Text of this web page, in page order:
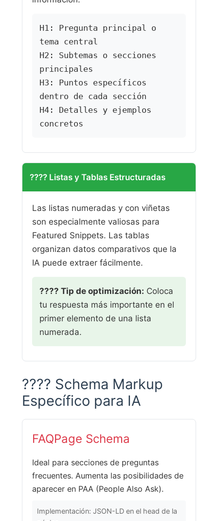
H1: Pregunta principal o
tema central
H2: Subtemas o secciones
principales
H3: Puntos específicos
dentro de cada sección
H4: Detalles y ejemplos
concretos
???? Listas y Tablas Estructuradas
Las listas numeradas y con viñetas
son especialmente valiosas para
Featured Snippets. Las tablas
organizan datos comparativos que la
IA puede extraer fácilmente.
???? Tip de optimización: Coloca
tu respuesta más importante en el
primer elemento de una lista
numerada.
???? Schema Markup
Específico para IA
FAQPage Schema
Ideal para secciones de preguntas
frecuentes. Aumenta las posibilidades de
aparecer en PAA (People Also Ask).
Implementación: JSON-LD en el head de la